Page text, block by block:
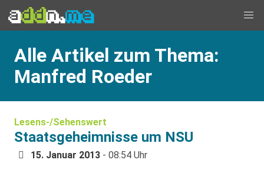
Alle Artikel zum Thema:
Manfred Roeder
Lesens-/Sehenswert
Staatsgeheimnisse um NSU
15. Januar 2013 - 08:54 Uhr